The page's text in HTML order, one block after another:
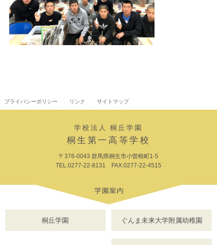
プライバシーポリシー リンク サイトマップ
学校法人 桐丘学園
桐生第一高等学校
〒376-0043 群馬県桐生市小曽根町1-5
TEL.0277-22-8131 FAX.0277-22-4515
桐丘学園 ぐんま未来大学附属幼稚園